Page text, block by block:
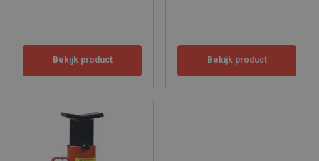
Bekijk product Bekijk product